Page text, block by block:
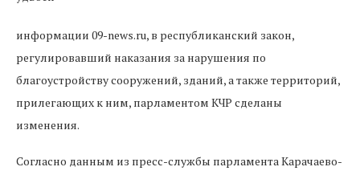
информации 09-news.ru, в республиканский закон,
регулировавший наказания за нарушения по
благоустройству сооружений, зданий, а также территорий,
прилегающих к ним, парламентом КЧР сделаны
изменения.
Согласно данным из пресс-службы парламента Карачаево-